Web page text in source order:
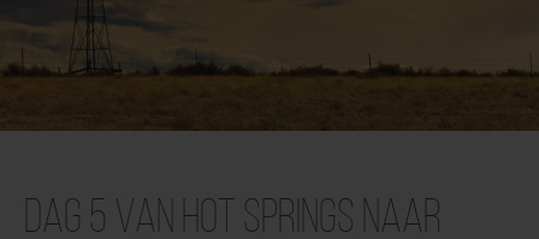
Dag 5 Van Hot Springs naar